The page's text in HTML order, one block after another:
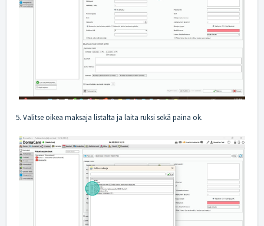
5. Valitse oikea maksaja listalta ja laita ruksi sekä paina ok.